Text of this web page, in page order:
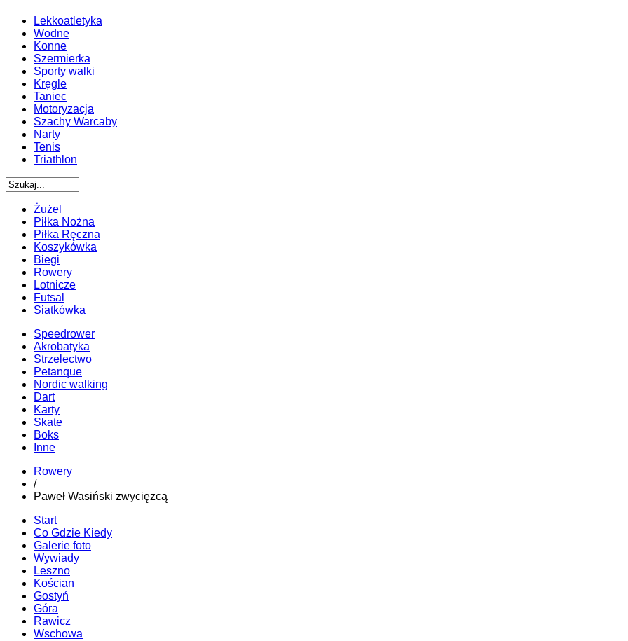
Lekkoatletyka
Wodne
Konne
Szermierka
Sporty walki
Kręgle
Taniec
Motoryzacja
Szachy Warcaby
Narty
Tenis
Triathlon
Żużel
Piłka Nożna
Piłka Ręczna
Koszykówka
Biegi
Rowery
Lotnicze
Futsal
Siatkówka
Speedrower
Akrobatyka
Strzelectwo
Petanque
Nordic walking
Dart
Karty
Skate
Boks
Inne
Rowery
/
Paweł Wasiński zwycięzcą
Start
Co Gdzie Kiedy
Galerie foto
Wywiady
Leszno
Kościan
Gostyń
Góra
Rawicz
Wschowa